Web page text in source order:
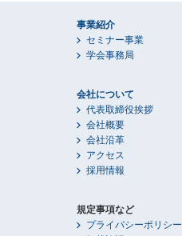
事業紹介
セミナー事業
学会事務局
会社について
代表取締役挨拶
会社概要
会社沿革
アクセス
採用情報
規定事項など
プライバシーポリシー